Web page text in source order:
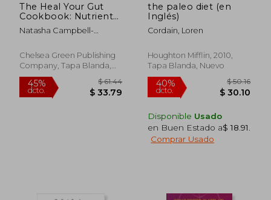
The Heal Your Gut
Cookbook: Nutrient-
Dense Recipes for
Intestinal Health
(en Inglés)
Natasha Campbell-
Chelsea Green Publishing
Company, Tapa Blanda,
Nuevo
the paleo diet (en
Inglés)
Cordain, Loren
Houghton Mifflin, 2010,
Tapa Blanda, Nuevo
Disponible Usado
en Buen Estado a$ 18.91
Comprar Usado